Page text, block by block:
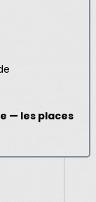
— les places